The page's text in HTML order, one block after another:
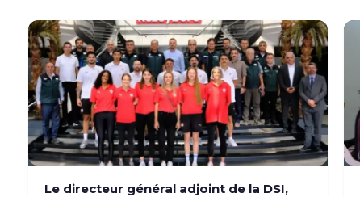
Le directeur général adjoint de la DSI,